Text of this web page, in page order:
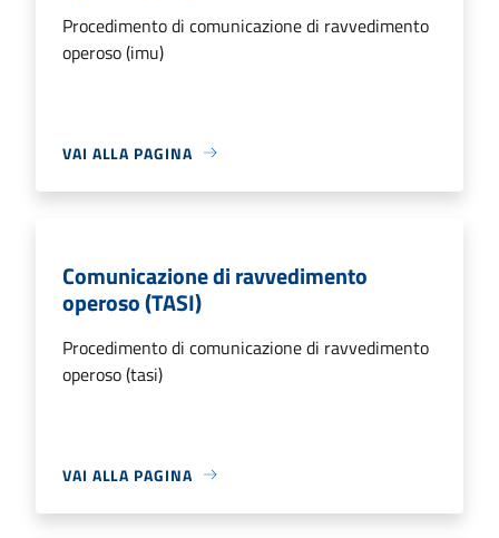
Procedimento di comunicazione di ravvedimento
operoso (imu)
VAI ALLA PAGINA
Comunicazione di ravvedimento
operoso (TASI)
Procedimento di comunicazione di ravvedimento
operoso (tasi)
VAI ALLA PAGINA